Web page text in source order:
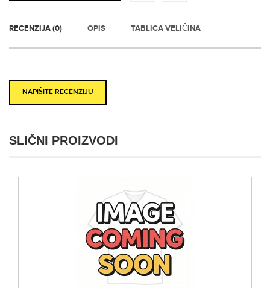
RECENZIJA (0) OPIS TABLICA VELIČINA
NAPIŠITE RECENZIJU
SLIČNI PROIZVODI